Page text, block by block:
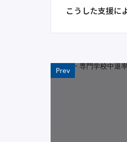
こうした支援に
Prev